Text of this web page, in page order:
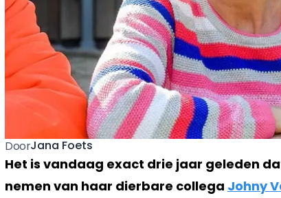
DoorJana Foets
Het is vandaag exact drie jaar geleden
nemen van haar dierbare collega Johny